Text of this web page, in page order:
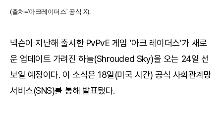
(출처='아크레이더스' 공식 X).
넥슨이 지난해 출시한 PvPvE 게임 '아크 레이더스'가 새로
운 업데이트 가려진 하늘(Shrouded Sky)을 오는 24일 선
보일 예정이다. 이 소식은 18일(미국 시간) 공식 사회관계망
서비스(SNS)를 통해 발표됐다.